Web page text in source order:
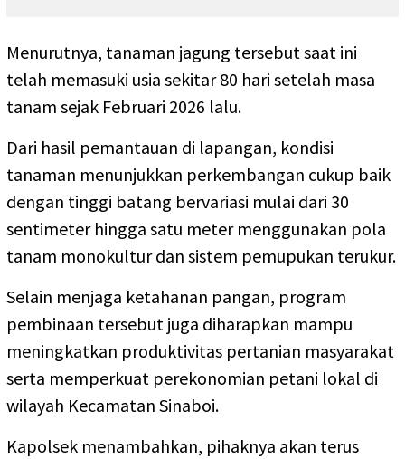
Menurutnya, tanaman jagung tersebut saat ini
telah memasuki usia sekitar 80 hari setelah masa
tanam sejak Februari 2026 lalu.
Dari hasil pemantauan di lapangan, kondisi
tanaman menunjukkan perkembangan cukup baik
dengan tinggi batang bervariasi mulai dari 30
sentimeter hingga satu meter menggunakan pola
tanam monokultur dan sistem pemupukan terukur.
Selain menjaga ketahanan pangan, program
pembinaan tersebut juga diharapkan mampu
meningkatkan produktivitas pertanian masyarakat
serta memperkuat perekonomian petani lokal di
wilayah Kecamatan Sinaboi.
Kapolsek menambahkan, pihaknya akan terus